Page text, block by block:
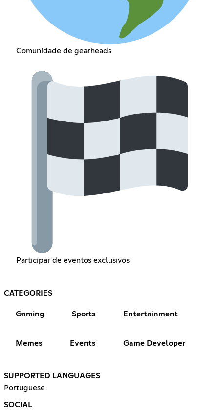
Comunidade de gearheads
Participar de eventos exclusivos
CATEGORIES
Gaming Sports Entertainment
Memes Events Game Developer
SUPPORTED LANGUAGES
Portuguese
SOCIAL